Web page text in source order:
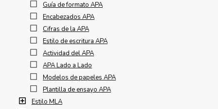
Guía de formato APA
Encabezados APA
Cifras de la APA
Estilo de escritura APA
Actividad del APA
APA Lado a Lado
Modelos de papeles APA
Plantilla de ensayo APA
Estilo MLA